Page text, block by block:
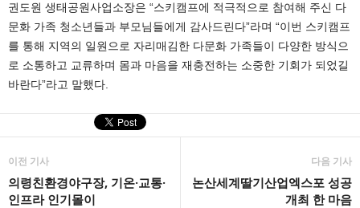
권도원 생태공원사업소장은 “스키캠프에 적극적으로 참여해 주신 다
문화 가족 청소년들과 부모님들에게 감사드린다”라며 “이번 스키캠프
를 통해 지역의 일원으로 자리매김한 다문화 가족들이 다양한 방식으
로 소통하고 교류하며 몸과 마음을 재충전하는 소중한 기회가 되었길
바란다”라고 말했다.
이전 기사
의령친환경야구장, 기온·교통·
인프라 인기몰이
다음 기사
논산세계딸기산업엑스포 성공
개최 한 마음